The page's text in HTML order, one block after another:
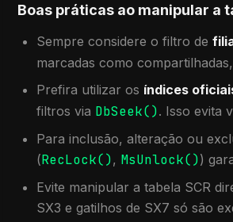
Boas práticas ao manipular a
Sempre considere o filtro de
marcadas como
Prefira utilizar os índices
filtros via DbSeek(). Isso evita
Para inclusão, alteração ou
(RecLock(), MsUnlock())
Evite manipular a tabela SCR
SX3 e gatilhos de SX7 só são